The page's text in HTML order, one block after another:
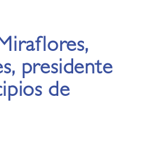
presidente
de